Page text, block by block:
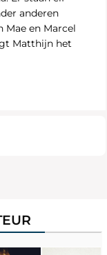
anderen
Mae en Marcel
Matthijn het